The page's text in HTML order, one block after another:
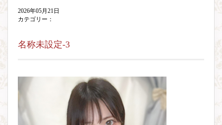
2026年05月21日
カテゴリー：
名称未設定-3